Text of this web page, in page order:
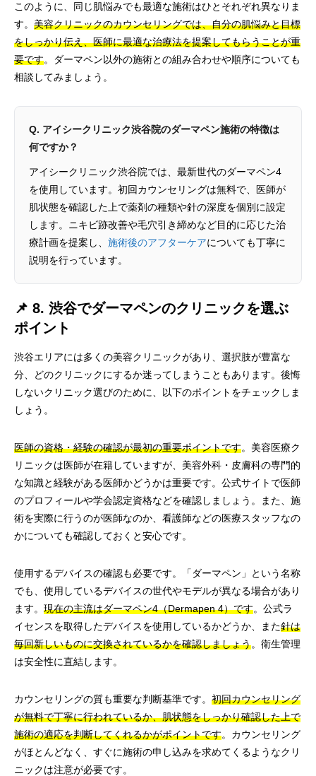
このように、同じ肌悩みでも最適な施術はひとそれぞれ異なりま
す。 美容クリニックのカウンセリングでは、自分の肌悩みと目標
をしっかり伝え、医師に最適な治療法を提案してもらうことが重
要です。ダーマペン以外の施術との組み合わせや順序についても
相談してみましょう。
Q. アイシークリニック渋谷院のダーマペン施術の特徴は
何ですか？
アイシークリニック渋谷院では、最新世代のダーマペン4
を使用しています。初回カウンセリングは無料で、医師が
肌状態を確認した上で薬剤の種類や針の深度を個別に設定
します。ニキビ跡改善や毛穴引き締めなど目的に応じた治
療計画を提案し、 施術後のアフターケアについても丁寧に
説明を行っています。
📌 8. 渋谷でダーマペンのクリニックを選ぶ
ポイント
渋谷エリアには多くの美容クリニックがあり、選択肢が豊富な
分、どのクリニックにするか迷ってしまうこともあります。後悔
しないクリニック選びのために、以下のポイントをチェックしま
しょう。
医師の資格・経験の確認が最初の重要ポイントです。美容医療ク
リニックは医師が在籍していますが、美容外科・皮膚科の専門的
な知識と経験がある医師かどうかは重要です。公式サイトで医師
のプロフィールや学会認定資格などを確認しましょう。また、施
術を実際に行うのが医師なのか、看護師などの医療スタッフなの
かについても確認しておくと安心です。
使用するデバイスの確認も必要です。「ダーマペン」という名称
でも、使用しているデバイスの世代やモデルが異なる場合があり
ます。 現在の主流はダーマペン4（Dermapen 4）です。公式ラ
イセンスを取得したデバイスを使用しているかどうか、また針は
毎回新しいものに交換されているかを確認しましょう。衛生管理
は安全性に直結します。
カウンセリングの質も重要な判断基準です。 初回カウンセリング
が無料で丁寧に行われているか、肌状態をしっかり確認した上で
施術の適応を判断してくれるかがポイントです。カウンセリング
がほとんどなく、すぐに施術の申し込みを求めてくるようなクリ
ニックは注意が必要です。